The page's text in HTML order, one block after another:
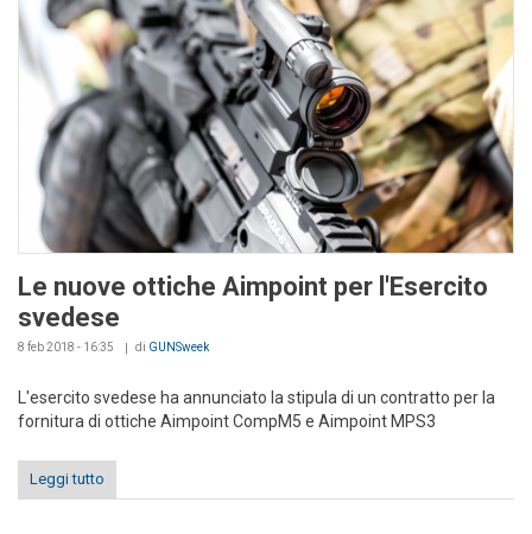
Le nuove ottiche Aimpoint per l'Esercito
svedese
8 feb 2018 - 16:35 di GUNSweek
L'esercito svedese ha annunciato la stipula di un contratto per la
fornitura di ottiche Aimpoint CompM5 e Aimpoint MPS3
Leggi tutto